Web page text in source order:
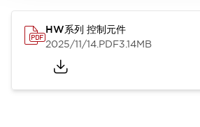
HW系列 控制元件
2025/11/14.PDF3.14MB